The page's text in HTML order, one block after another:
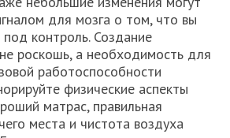
для мозга о том, что вы
контроль. Создание
роскошь, а необходимость для
работоспособности
физические аспекты
матрас, правильная
места и чистота воздуха